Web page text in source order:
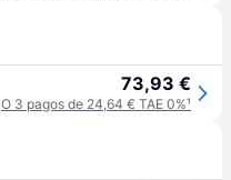
73,93 €
O 3 pagos de 24,64 € TAE 0%¹